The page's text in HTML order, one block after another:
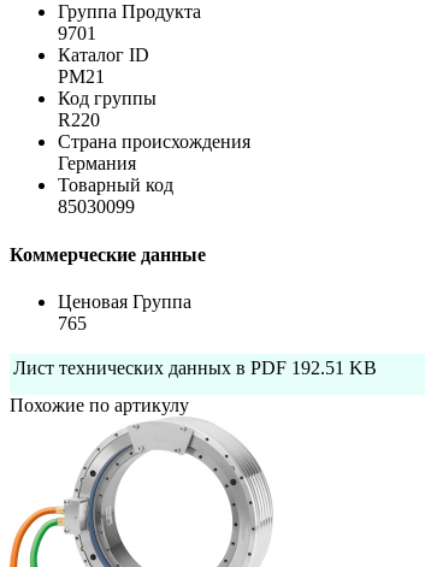
Группа Продукта
9701
Каталог ID
PM21
Код группы
R220
Страна происхождения
Германия
Товарный код
85030099
Коммерческие данные
Ценовая Группа
765
Лист технических данных в PDF 192.51 KB
Похожие по артикулу